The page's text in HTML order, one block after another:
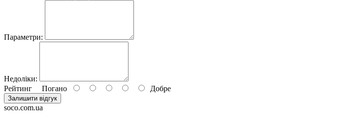
Параметри:
Недоліки:
Рейтинг Погано Добре
Залишити відгук
soco.com.ua